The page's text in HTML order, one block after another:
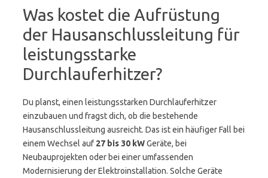
Was kostet die Aufrüstung
der Hausanschlussleitung für
leistungsstarke
Durchlauferhitzer?
Du planst, einen leistungsstarken Durchlauferhitzer
einzubauen und fragst dich, ob die bestehende
Hausanschlussleitung ausreicht. Das ist ein häufiger Fall bei
einem Wechsel auf 27 bis 30 kWGeräte, bei
Neubauprojekten oder bei einer umfassenden
Modernisierung der Elektroinstallation. Solche Geräte